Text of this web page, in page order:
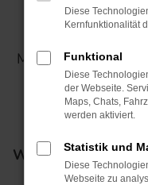
DACIA
Mit jeder Wartung
Garantie
Wartungstermin
der
Diese
Kernfunktionalität
Funktional
Diese
der Webseite.
Maps, Chats,
werden aktiviert.
Statistik und
Diese
Webseite zu